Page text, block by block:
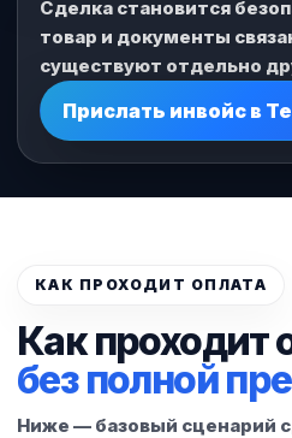
Сделка становится
товар и документы
существуют отдельно
Прислать инвойс в
КАК ПРОХОДИТ ОПЛАТА
Как проходит
без полной
Ниже — базовый сценарий